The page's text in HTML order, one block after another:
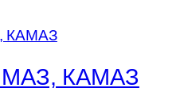
МАЗ, КАМАЗ